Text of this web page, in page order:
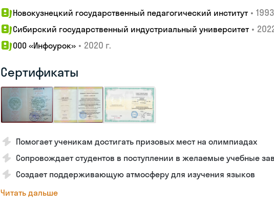
Новокузнецкий государственный педагогический институт •
Сибирский государственный индустриальный университет •
ООО «Инфоурок» • 2020 г.
Сертификаты
Помогает ученикам достигать призовых мест на олимпиадах
Сопровождает студентов в поступлении в желаемые учебные
Создает поддерживающую атмосферу для изучения языков
Читать дальше